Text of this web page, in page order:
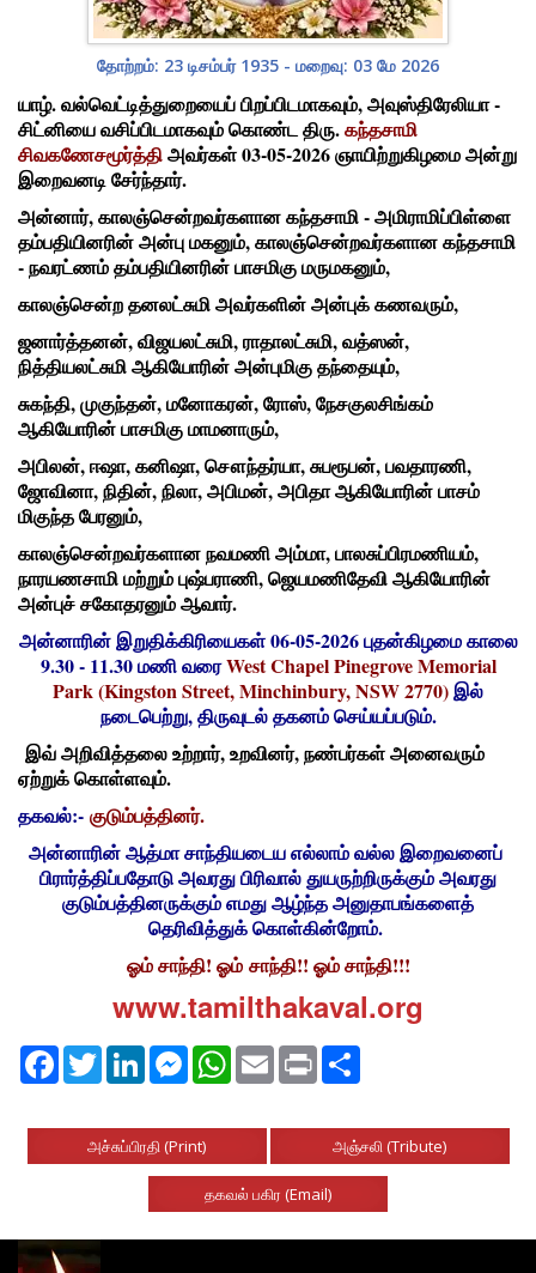
தோற்றம்: 23 டிசம்பர் 1935 - மறைவு: 03 மே 2026
யாழ். வல்வெட்டித்துறையைப் பிறப்பிடமாகவும், அவுஸ்திரேலியா -
சிட்னியை வசிப்பிடமாகவும் கொண்ட திரு.கந்தசாமி
சிவகணேசமூர்த்திஅவர்கள் 03-05-2026 ஞாயிற்றுகிழமை அன்று
இறைவனடி சேர்ந்தார்.
அன்னார், காலஞ்சென்றவர்களான கந்தசாமி - அமிராமிப்பிள்ளை
தம்பதியினரின் அன்பு மகனும், காலஞ்சென்றவர்களான கந்தசாமி
- நவரட்ணம் தம்பதியினரின் பாசமிகு மருமகனும்,
காலஞ்சென்ற தனலட்சுமி அவர்களின் அன்புக் கணவரும்,
ஜனார்த்தனன், விஜயலட்சுமி, ராதாலட்சுமி, வத்ஸன்,
நித்தியலட்சுமி ஆகியோரின் அன்புமிகு தந்தையும்,
சுகந்தி, முகுந்தன், மனோகரன், ரோஸ், நேசகுலசிங்கம்
ஆகியோரின் பாசமிகு மாமனாரும்,
அபிலன், ஈஷா, கனிஷா, சௌந்தர்யா, சுபரூபன், பவதாரணி,
ஜோவினா, நிதின், நிலா, அபிமன், அபிதா ஆகியோரின் பாசம்
மிகுந்த பேரனும்,
காலஞ்சென்றவர்களான நவமணி அம்மா, பாலசுப்பிரமணியம்,
நாரயணசாமி மற்றும் புஷ்பராணி, ஜெயமணிதேவி ஆகியோரின்
அன்புச் சகோதரனும் ஆவார்.
அன்னாரின் இறுதிக்கிரியைகள் 06-05-2026 புதன்கிழமை காலை
9.30 - 11.30 மணி வரைWest Chapel Pinegrove Memorial
Park (Kingston Street, Minchinbury, NSW 2770)இல்
நடைபெற்று, திருவுடல் தகனம் செய்யப்படும்.
இவ் அறிவித்தலை உற்றார், உறவினர், நண்பர்கள் அனைவரும்
ஏற்றுக் கொள்ளவும்.
தகவல்:- குடும்பத்தினர்.
அன்னாரின் ஆத்மா சாந்தியடைய எல்லாம் வல்ல இறைவனைப்
பிரார்த்திப்பதோடு அவரது பிரிவால் துயருற்றிருக்கும் அவரது
குடும்பத்தினருக்கும் எமது ஆழ்ந்த அனுதாபங்களைத்
தெரிவித்துக் கொள்கின்றோம்.
ஓம் சாந்தி! ஓம் சாந்தி!! ஓம் சாந்தி!!!
www.tamilthakaval.org
FacebookTwitterLinkedInMessengerWhatsApp
Email Print
அச்சுப்பிரதி (Print) அஞ்சலி (Tribute)
தகவல் பகிர (Email)